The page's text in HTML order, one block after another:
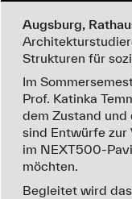
Augsburg,
Strukturen für
Im
Prof. Katinka
dem Zustand und
sind Entwürfe zur
im NEXT500-
möchten.
Begleitet wird